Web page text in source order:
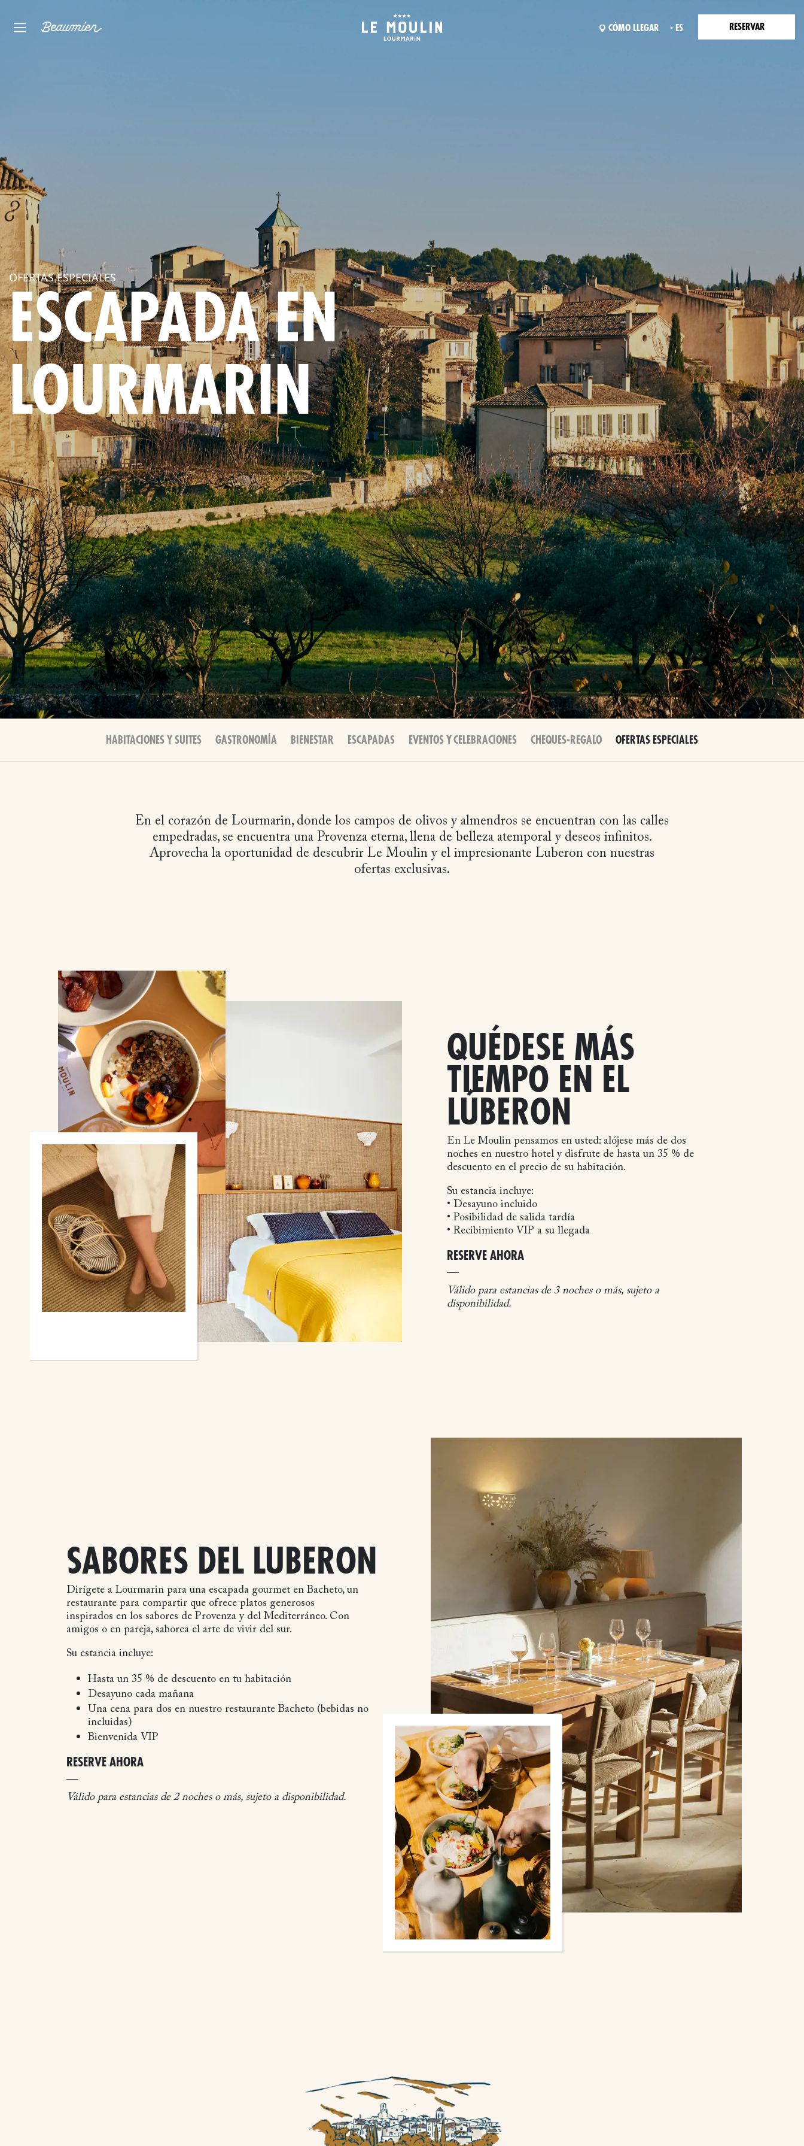
CÓMO LLEGAR ES RESERVAR
OFERTAS ESPECIALES
ESCAPADA EN
LOURMARIN
HABITACIONES Y SUITES GASTRONOMÍA BIENESTAR ESCAPADAS EVENTOS Y CELEBRACIONES CHEQUES-REGALO OFERTAS ESPECIALES
En el corazón de Lourmarin, donde los campos de olivos y almendros se encuentran con las calles
empedradas, se encuentra una Provenza eterna, llena de belleza atemporal y deseos infinitos.
Aprovecha la oportunidad de descubrir Le Moulin y el impresionante Luberon con nuestras
ofertas exclusivas.
QUÉDESE MÁS
TIEMPO EN EL
LÚBERON
En Le Moulin pensamos en usted: alójese más de dos
noches en nuestro hotel y disfrute de hasta un 35 % de
descuento en el precio de su habitación.
Su estancia incluye:
• Desayuno incluido
• Posibilidad de salida tardía
• Recibimiento VIP a su llegada
RESERVE AHORA
Válido para estancias de 3 noches o más, sujeto a
disponibilidad.
SABORES DEL LUBERON
Dirígete a Lourmarin para una escapada gourmet en Bacheto, un
restaurante para compartir que ofrece platos generosos
inspirados en los sabores de Provenza y del Mediterráneo. Con
amigos o en pareja, saborea el arte de vivir del sur.
Su estancia incluye:
Hasta un 35 % de descuento en tu habitación
Desayuno cada mañana
Una cena para dos en nuestro restaurante Bacheto (bebidas no
incluidas)
Bienvenida VIP
RESERVE AHORA
Válido para estancias de 2 noches o más, sujeto a disponibilidad.